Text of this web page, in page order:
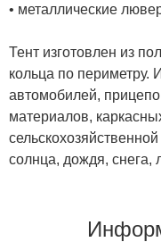
• металлические
Тент изготовлен из
кольца по периметру.
автомобилей,
материалов,
солнца, дождя, снега,